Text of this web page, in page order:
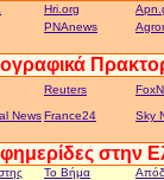
Hri.org
PNAnews
Reuters
NewsFrance24 Sky
στην
Το Βήμα